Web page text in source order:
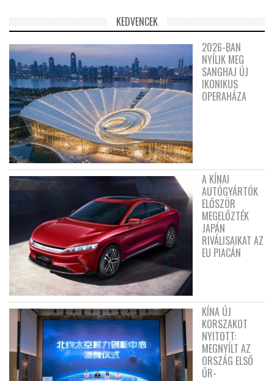
KEDVENCEK
2026-BAN
NYÍLIK MEG
SANGHAJ ÚJ
IKONIKUS
OPERAHÁZA
A KÍNAI
AUTÓGYÁRTÓK
ELŐSZÖR
MEGELŐZTÉK
JAPÁN
RIVÁLISAIKAT AZ
EU PIACÁN
KÍNA ÚJ
KORSZAKOT
NYITOTT:
MEGNYÍLT AZ
ORSZÁG ELSŐ
ŰR-